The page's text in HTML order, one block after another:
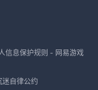
信息保护规则 - 网易游戏
迷自律公约